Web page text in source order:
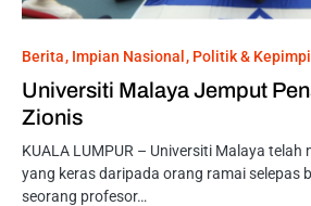
Berita Impian Nasional Politik &
Universiti Malaya Jemput
Zionis
KUALA LUMPUR – Universiti Malaya telah
yang keras daripada orang ramai selepas
seorang profesor…